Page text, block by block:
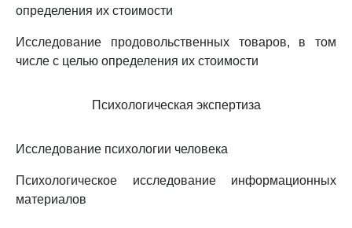
определения их стоимости
Исследование продовольственных товаров, в том
числе с целью определения их стоимости
Психологическая экспертиза
Исследование психологии человека
Психологическое исследование информационных
материалов